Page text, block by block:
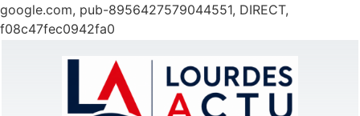
google.com, pub-8956427579044551, DIRECT,
f08c47fec0942fa0